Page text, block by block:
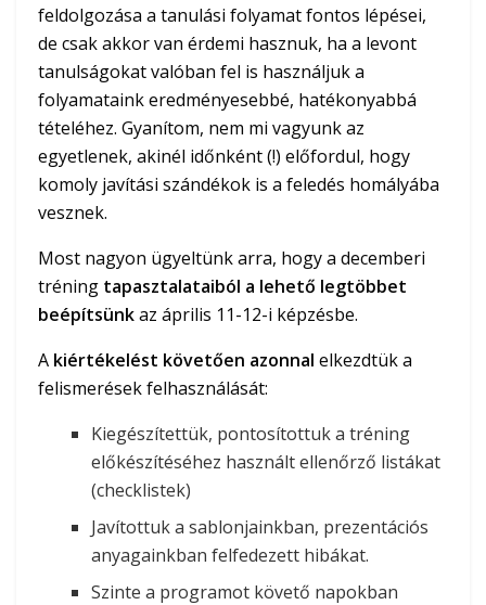
feldolgozása a tanulási folyamat fontos lépései,
de csak akkor van érdemi hasznuk, ha a levont
tanulságokat valóban fel is használjuk a
folyamataink eredményesebbé, hatékonyabbá
tételéhez. Gyanítom, nem mi vagyunk az
egyetlenek, akinél időnként (!) előfordul, hogy
komoly javítási szándékok is a feledés homályába
vesznek.
Most nagyon ügyeltünk arra, hogy a decemberi
tréning tapasztalataiból a lehető legtöbbet
beépítsünkaz április 11-12-i képzésbe.
A kiértékelést követően azonnal elkezdtük a
felismerések felhasználását:
Kiegészítettük, pontosítottuk a tréning
előkészítéséhez használt ellenőrző listákat
(checklistek)
Javítottuk a sablonjainkban, prezentációs
anyagainkban felfedezett hibákat.
Szinte a programot követő napokban